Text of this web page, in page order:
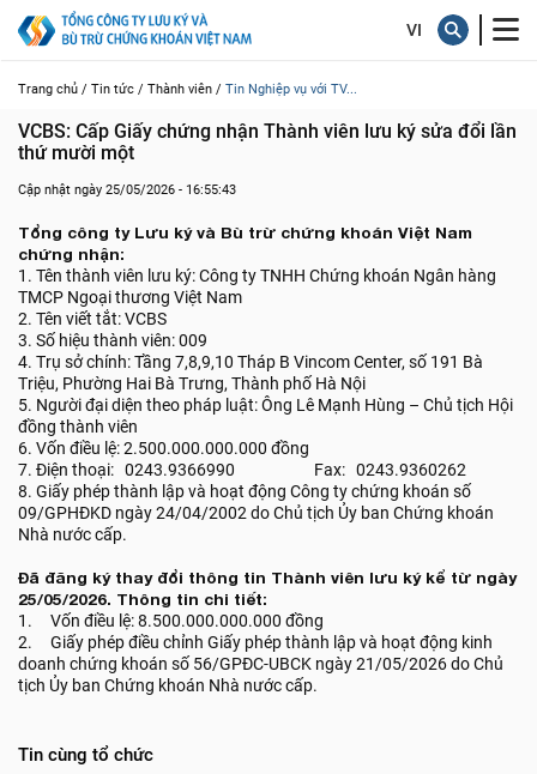
Trang chủ / Tin tức / Thành viên / Tin Nghiệp vụ với TV...
VCBS: Cấp Giấy chứng nhận Thành viên lưu ký sửa đổi lần
thứ mười một
Cập nhật ngày 25/05/2026 - 16:55:43
Tổng công ty Lưu ký và Bù trừ chứng khoán Việt Nam
chứng nhận:
1. Tên thành viên lưu ký: Công ty TNHH Chứng khoán Ngân hàng
TMCP Ngoại thương Việt Nam
2. Tên viết tắt: VCBS
3. Số hiệu thành viên: 009
4. Trụ sở chính: Tầng 7,8,9,10 Tháp B Vincom Center, số 191 Bà
Triệu, Phường Hai Bà Trưng, Thành phố Hà Nội
5. Người đại diện theo pháp luật: Ông Lê Mạnh Hùng – Chủ tịch Hội
đồng thành viên
6. Vốn điều lệ: 2.500.000.000.000 đồng
7. Điện thoại: 0243.9366990 Fax: 0243.9360262
8. Giấy phép thành lập và hoạt động Công ty chứng khoán số
09/GPHĐKD ngày 24/04/2002 do Chủ tịch Ủy ban Chứng khoán
Nhà nước cấp.
Đã đăng ký thay đổi thông tin Thành viên lưu ký kể từ ngày
25/05/2026. Thông tin chi tiết:
1. Vốn điều lệ: 8.500.000.000.000 đồng
2. Giấy phép điều chỉnh Giấy phép thành lập và hoạt động kinh
doanh chứng khoán số 56/GPĐC-UBCK ngày 21/05/2026 do Chủ
tịch Ủy ban Chứng khoán Nhà nước cấp.
Tin cùng tổ chức